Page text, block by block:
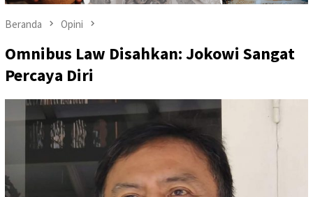
Beranda Opini
Omnibus Law Disahkan: Jokowi Sangat
Percaya Diri